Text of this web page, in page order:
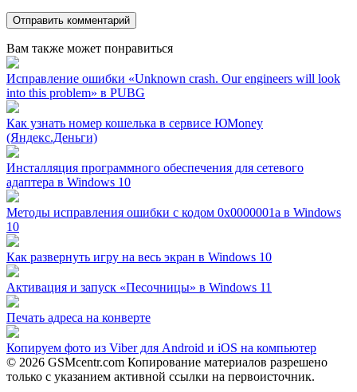
Вам также может понравиться
Исправление ошибки «Unknown crash. Our engineers will look
into this problem» в PUBG
Как узнать номер кошелька в сервисе ЮMoney
(Яндекс.Деньги)
Инсталляция программного обеспечения для сетевого
адаптера в Windows 10
Методы исправления ошибки с кодом 0x0000001a в Windows
10
Как развернуть игру на весь экран в Windows 10
Активация и запуск «Песочницы» в Windows 11
Печать адреса на конверте
Копируем фото из Viber для Android и iOS на компьютер
© 2026 GSMcentr.com Копирование материалов разрешено
только с указанием активной ссылки на первоисточник.